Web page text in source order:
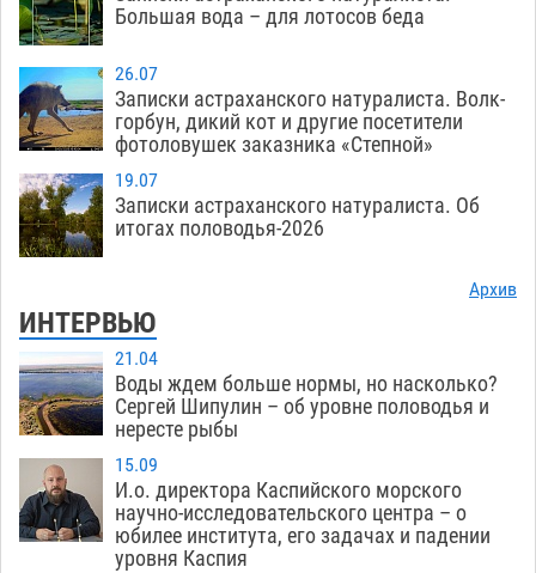
Большая вода – для лотосов беда
26.07
Записки астраханского натуралиста. Волк-
горбун, дикий кот и другие посетители
фотоловушек заказника «Степной»
19.07
Записки астраханского натуралиста. Об
итогах половодья-2026
Архив
ИНТЕРВЬЮ
21.04
Воды ждем больше нормы, но насколько?
Сергей Шипулин – об уровне половодья и
нересте рыбы
15.09
И.о. директора Каспийского морского
научно-исследовательского центра – о
юбилее института, его задачах и падении
уровня Каспия